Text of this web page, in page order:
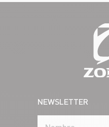
NEWSLETTER